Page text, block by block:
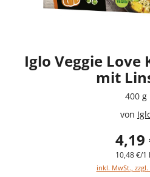
Iglo Veggie Love
mit
400 g
von
4,19
10,48 €/1
inkl. MwSt.,